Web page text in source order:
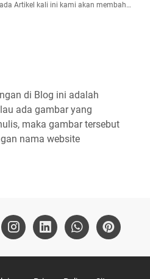
Artikel kali ini kami akan membah…
di Blog ini adalah
ada gambar yang
maka gambar tersebut
nama website